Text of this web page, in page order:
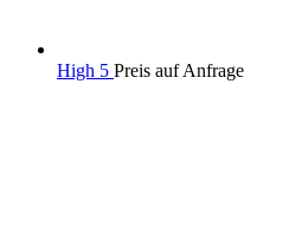
High 5 Preis auf Anfrage